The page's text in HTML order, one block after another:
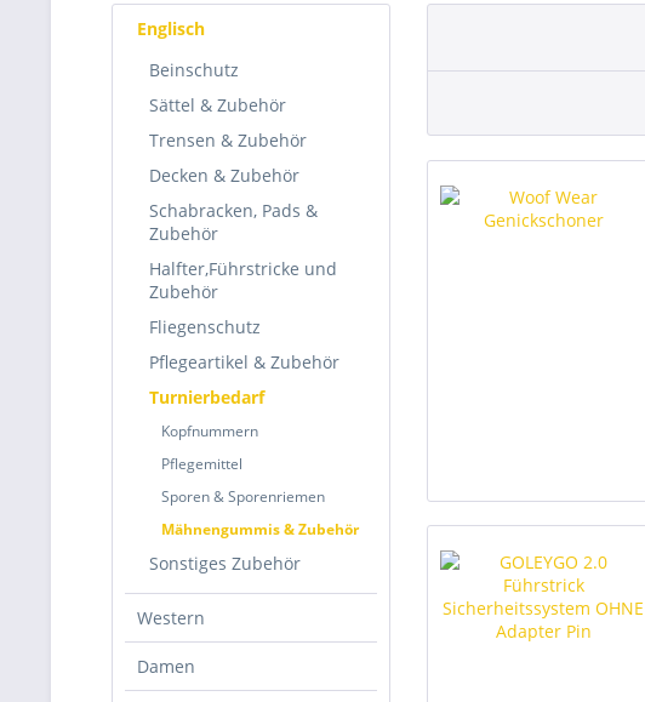
Englisch
Beinschutz
Sättel & Zubehör
Trensen & Zubehör
Decken & Zubehör
Schabracken, Pads &
Zubehör
Halfter,Führstricke und
Zubehör
Fliegenschutz
Pflegeartikel & Zubehör
Turnierbedarf
Kopfnummern
Pflegemittel
Sporen & Sporenriemen
Mähnengummis & Zubehör
Sonstiges Zubehör
Western
Damen